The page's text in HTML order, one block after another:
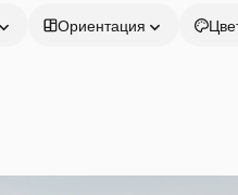
Ориентация